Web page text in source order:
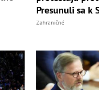
Presunuli sa k
Zahraničné